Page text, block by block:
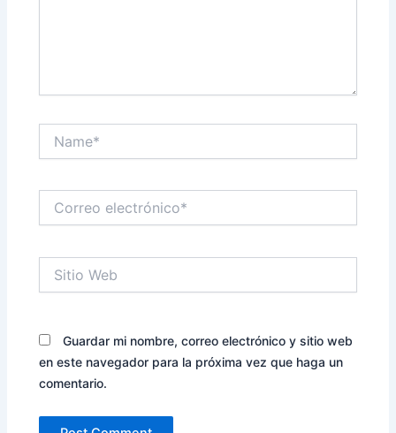
electrónico*
Web
Guardar mi nombre, correo electrónico y sitio web
en este navegador para la próxima vez que haga un
comentario.